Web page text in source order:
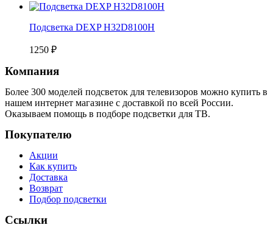
Подсветка DEXP H32D8100H
1250 ₽
Компания
Более 300 моделей подсветок для телевизоров можно купить в
нашем интернет магазине с доставкой по всей России.
Оказываем помощь в подборе подсветки для ТВ.
Покупателю
Акции
Как купить
Доставка
Возврат
Подбор подсветки
Ссылки